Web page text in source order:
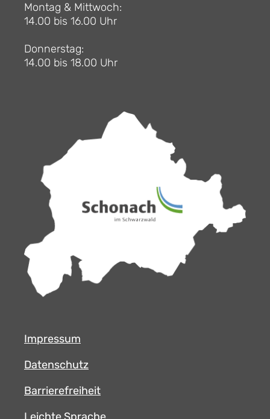
Montag & Mittwoch:
14.00 bis 16.00 Uhr
Donnerstag:
14.00 bis 18.00 Uhr
Impressum
Datenschutz
Barrierefreiheit